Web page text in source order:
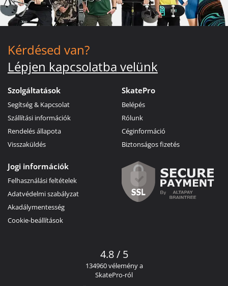
Kérdésed van?
Lépjen kapcsolatba velünk
Szolgáltatások
Segítség & Kapcsolat
Szállítási információk
Rendelés állapota
Visszaküldés
SkatePro
Belépés
Rólunk
Céginformáció
Biztonságos fizetés
Jogi információk
Felhasználási feltételek
Adatvédelmi szabályzat
Akadálymentesség
Cookie-beállítások
4.8 / 5
134960 vélemény a
SkatePro-ról